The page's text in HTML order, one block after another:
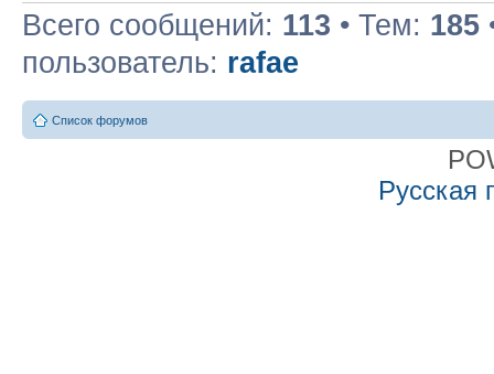
Всего сообщений: 113 • Тем: 185
пользователь: rafae
Список форумов
Русская